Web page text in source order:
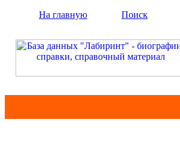
На главную
Поиск